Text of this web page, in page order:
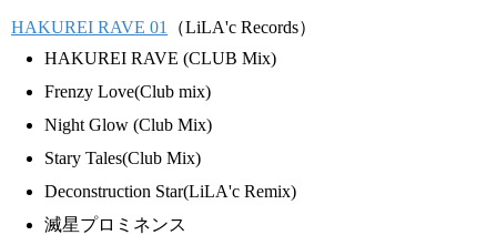
HAKUREI RAVE 01
（LiLA'c Records）
HAKUREI RAVE (CLUB Mix)
Frenzy Love(Club mix)
Night Glow (Club Mix)
Stary Tales(Club Mix)
Deconstruction Star(LiLA'c Remix)
滅星プロミネンス